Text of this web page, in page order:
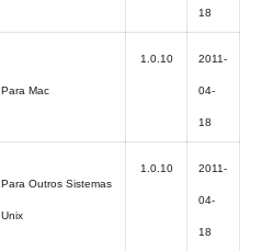
18
Para Mac
1.0.10 2011-
04-
18
Para Outros Sistemas
Unix
1.0.10 2011-
04-
18